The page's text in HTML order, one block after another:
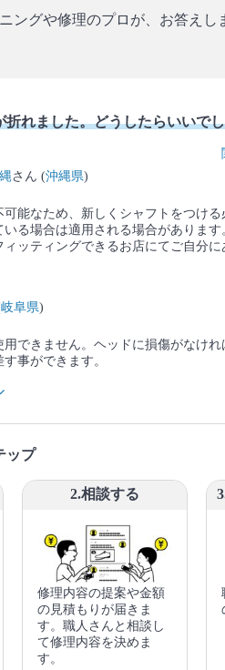
ングや修理のプロが、お答え
折れました。どうしたらいいで
さん (沖縄県)
能なため、新しくシャフトをつけ
る場合は適用される場合がありま
ッティングできるお店にてご自分
岐阜県)
できません。ヘッドに損傷がなけれ
事ができます。
ップ
2.相談する
修理内容の提案や金額
の見積もりが届きま
す。職人さんと相談し
て修理内容を決めま
す。